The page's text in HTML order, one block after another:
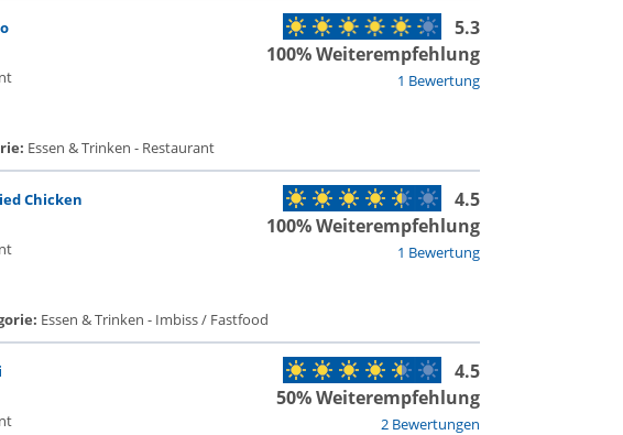
1 Bewertung
5.3
100% Weiterempfehlung
Essen & Trinken - Restaurant
Chicken
1 Bewertung
4.5
100% Weiterempfehlung
Essen & Trinken - Imbiss / Fastfood
2 Bewertungen
4.5
50% Weiterempfehlung